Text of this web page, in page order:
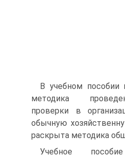
В учебном пособии
методика
проверки в
обычную
раскрыта методика
Учебное